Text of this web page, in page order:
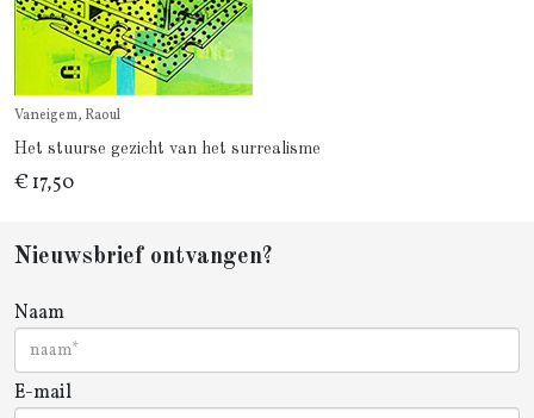
Vaneigem, Raoul
Het stuurse gezicht van het surrealisme
€ 17,50
Nieuwsbrief ontvangen?
Naam
E-mail